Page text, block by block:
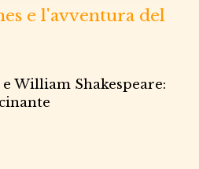
e l'avventura del
William Shakespeare: